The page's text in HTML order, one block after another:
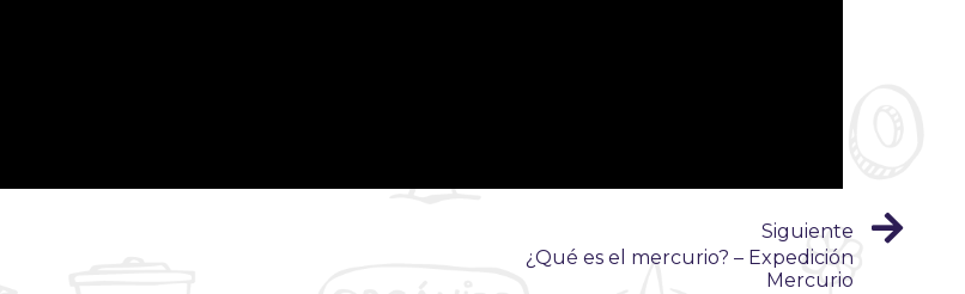
Siguiente
¿Qué es el mercurio? – Expedición
Mercurio